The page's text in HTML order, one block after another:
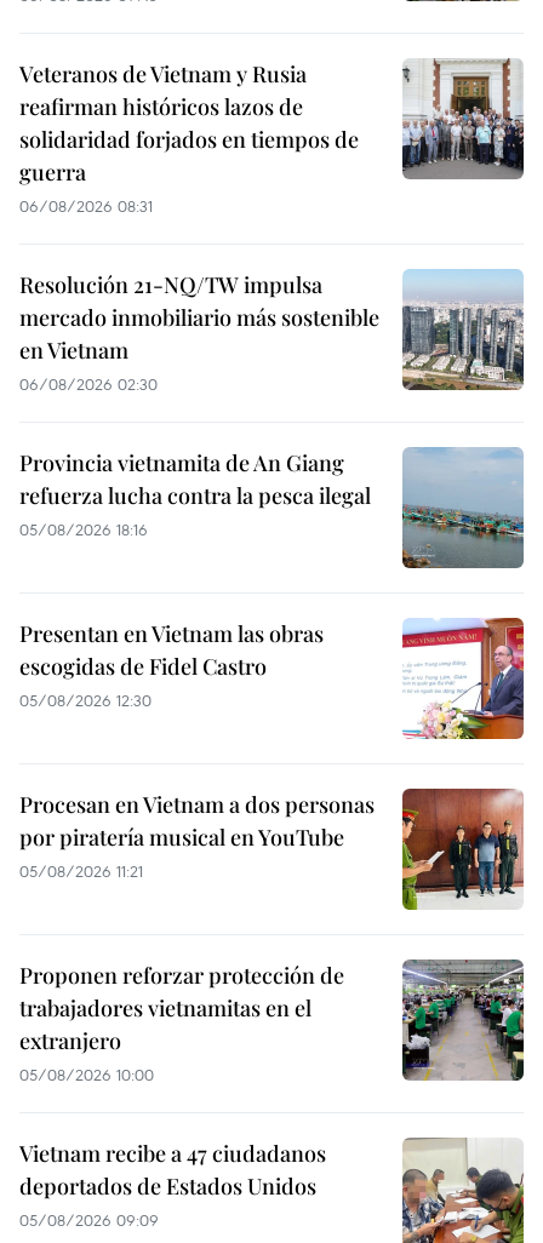
Veteranos de Vietnam y Rusia
reafirman históricos lazos de
solidaridad forjados en tiempos de
guerra
06/08/2026 08:31
Resolución 21-NQ/TW impulsa
mercado inmobiliario más sostenible
en Vietnam
06/08/2026 02:30
Provincia vietnamita de An Giang
refuerza lucha contra la pesca ilegal
05/08/2026 18:16
Presentan en Vietnam las obras
escogidas de Fidel Castro
05/08/2026 12:30
Procesan en Vietnam a dos personas
por piratería musical en YouTube
05/08/2026 11:21
Proponen reforzar protección de
trabajadores vietnamitas en el
extranjero
05/08/2026 10:00
Vietnam recibe a 47 ciudadanos
deportados de Estados Unidos
05/08/2026 09:09